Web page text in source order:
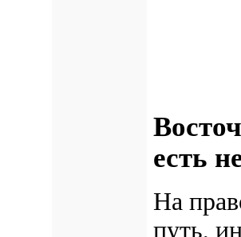
есть
На
путь,